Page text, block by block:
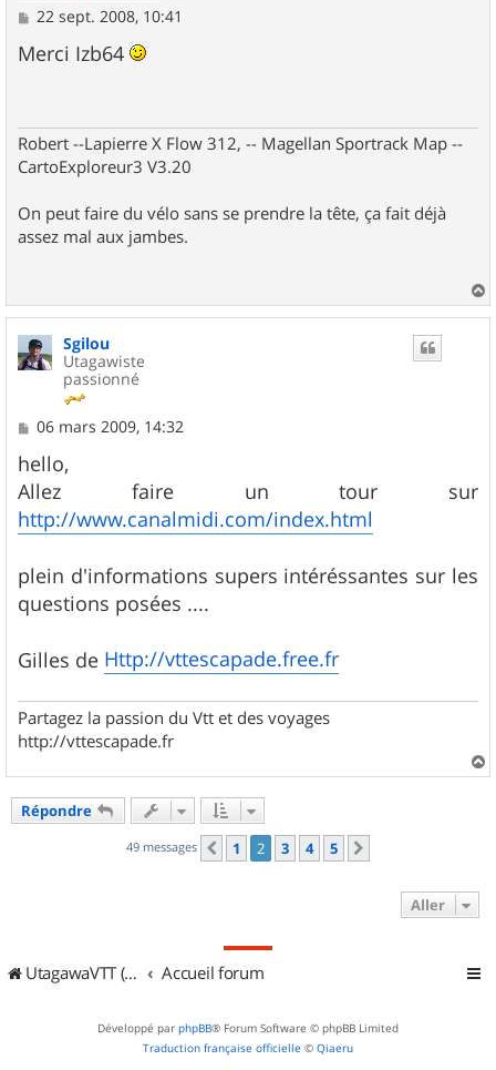
M
s
s
22 sept. 2008, 10:41
Merci Izb64
Robert --Lapierre X Flow 312, -- Magellan Sportrack Map --
CartoExploreur3 V3.20
On peut faire du vélo sans se prendre la tête, ça fait déjà
assez mal aux jambes.
a
Sgilou
Utagawiste
passionné
M
s
s
a
g
e
06 mars 2009, 14:32
hello,
Allez faire un tour sur
http://www.canalmidi.com/index.html
plein d'informations supers intéréssantes sur les
questions posées ....
Gilles de Http://vttescapade.free.fr
Partagez la passion du Vtt et des voyages
http://vttescapade.fr
a
Répondre
49 messages Précédent
1 2 3 4 5
Aller
UtagawaVTT (Randos VTT et VTTAE avec traces GPS) Accueil forum
Développé par phpBB® Forum Software © phpBB Limited
Traduction française officielle © Qiaeru